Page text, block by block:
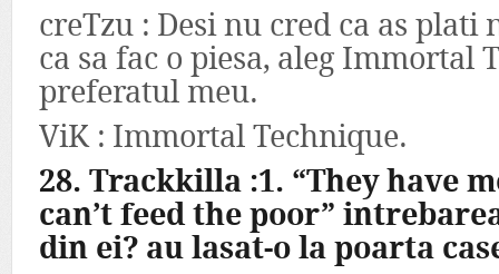
creTzu : Desi nu cred ca as plati
ca sa fac o piesa, aleg Immortal
preferatul meu.
ViK : Immortal Technique.
28. Trackkilla :1. “They have
can’t feed the poor”
din ei? au lasat-o la poarta